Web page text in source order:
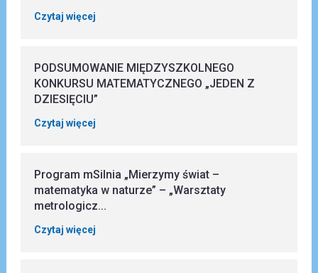
Czytaj więcej
PODSUMOWANIE MIĘDZYSZKOLNEGO
KONKURSU MATEMATYCZNEGO „JEDEN Z
DZIESIĘCIU”
Czytaj więcej
Program mSilnia „Mierzymy świat –
matematyka w naturze” – „Warsztaty
metrologicz...
Czytaj więcej